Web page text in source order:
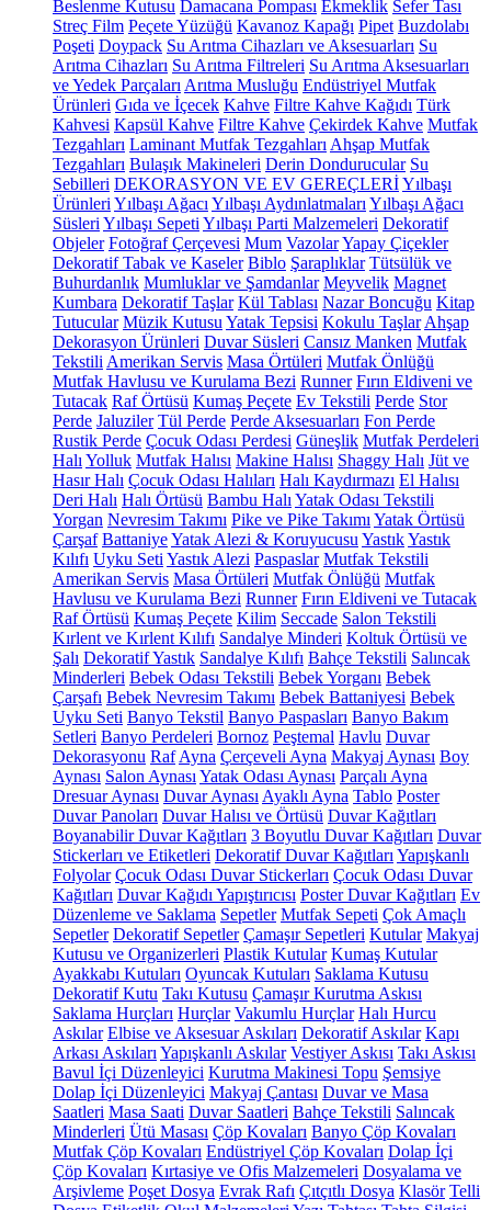
Beslenme Kutusu Damacana Pompası Ekmeklik Sefer Tası
Streç Film Peçete Yüzüğü Kavanoz Kapağı Pipet Buzdolabı
Poşeti Doypack Su Arıtma Cihazları ve Aksesuarları Su
Arıtma Cihazları Su Arıtma Filtreleri Su Arıtma Aksesuarları
ve Yedek Parçaları Arıtma Musluğu Endüstriyel Mutfak
Ürünleri Gıda ve İçecek Kahve Filtre Kahve Kağıdı Türk
Kahvesi Kapsül Kahve Filtre Kahve Çekirdek Kahve Mutfak
Tezgahları Laminant Mutfak Tezgahları Ahşap Mutfak
Tezgahları Bulaşık Makineleri Derin Dondurucular Su
Sebilleri DEKORASYON VE EV GEREÇLERİYılbaşı
Ürünleri Yılbaşı Ağacı Yılbaşı Aydınlatmaları Yılbaşı Ağacı
Süsleri Yılbaşı Sepeti Yılbaşı Parti Malzemeleri Dekoratif
Objeler Fotoğraf Çerçevesi Mum VazolarYapay Çiçekler
Dekoratif Tabak ve Kaseler Biblo Şaraplıklar Tütsülük ve
Buhurdanlık Mumluklar ve Şamdanlar Meyvelik Magnet
Kumbara Dekoratif Taşlar Kül Tablası Nazar Boncuğu Kitap
Tutucular Müzik Kutusu Yatak Tepsisi Kokulu Taşlar Ahşap
Dekorasyon Ürünleri Duvar Süsleri Cansız Manken Mutfak
Tekstili Amerikan Servis Masa Örtüleri Mutfak Önlüğü
Mutfak Havlusu ve Kurulama Bezi Runner Fırın Eldiveni ve
Tutacak Raf Örtüsü Kumaş Peçete Ev Tekstili Perde Stor
Perde Jaluziler Tül Perde Perde Aksesuarları Fon Perde
Rustik Perde Çocuk Odası Perdesi Güneşlik Mutfak Perdeleri
Halı Yolluk Mutfak Halısı Makine Halısı Shaggy Halı Jüt ve
Hasır Halı Çocuk Odası Halıları Halı Kaydırmazı El Halısı
Deri Halı Halı Örtüsü Bambu Halı Yatak Odası Tekstili
Yorgan Nevresim Takımı Pike ve Pike Takımı Yatak Örtüsü
Çarşaf BattaniyeYatak Alezi & Koruyucusu YastıkYastık
Kılıfı Uyku Seti Yastık Alezi Paspaslar Mutfak Tekstili
Amerikan Servis Masa Örtüleri Mutfak Önlüğü Mutfak
Havlusu ve Kurulama Bezi Runner Fırın Eldiveni ve Tutacak
Raf Örtüsü Kumaş Peçete Kilim Seccade Salon Tekstili
Kırlent ve Kırlent Kılıfı Sandalye Minderi Koltuk Örtüsü ve
Şalı Dekoratif Yastık Sandalye Kılıfı Bahçe Tekstili Salıncak
Minderleri Bebek Odası Tekstili Bebek Yorganı Bebek
Çarşafı Bebek Nevresim Takımı Bebek Battaniyesi Bebek
Uyku Seti Banyo Tekstil Banyo Paspasları Banyo Bakım
Setleri Banyo Perdeleri Bornoz Peştemal Havlu Duvar
Dekorasyonu Raf Ayna Çerçeveli Ayna Makyaj Aynası Boy
Aynası Salon Aynası Yatak Odası Aynası Parçalı Ayna
Dresuar Aynası Duvar Aynası Ayaklı Ayna Tablo Poster
Duvar Panoları Duvar Halısı ve Örtüsü Duvar Kağıtları
Boyanabilir Duvar Kağıtları 3 Boyutlu Duvar Kağıtları Duvar
Stickerları ve Etiketleri Dekoratif Duvar Kağıtları Yapışkanlı
Folyolar Çocuk Odası Duvar Stickerları Çocuk Odası Duvar
Kağıtları Duvar Kağıdı Yapıştırıcısı Poster Duvar Kağıtları Ev
Düzenleme ve Saklama Sepetler Mutfak Sepeti Çok Amaçlı
Sepetler Dekoratif Sepetler Çamaşır Sepetleri Kutular Makyaj
Kutusu ve Organizerleri Plastik Kutular Kumaş Kutular
Ayakkabı Kutuları Oyuncak Kutuları Saklama Kutusu
Dekoratif Kutu Takı Kutusu Çamaşır Kurutma Askısı
Saklama Hurçları Hurçlar Vakumlu Hurçlar Halı Hurcu
Askılar Elbise ve Aksesuar Askıları Dekoratif Askılar Kapı
Arkası Askıları Yapışkanlı Askılar Vestiyer Askısı Takı Askısı
Bavul İçi Düzenleyici Kurutma Makinesi Topu Şemsiye
Dolap İçi Düzenleyici Makyaj Çantası Duvar ve Masa
Saatleri Masa Saati Duvar Saatleri Bahçe Tekstili Salıncak
Minderleri Ütü Masası Çöp Kovaları Banyo Çöp Kovaları
Mutfak Çöp Kovaları Endüstriyel Çöp Kovaları Dolap İçi
Çöp Kovaları Kırtasiye ve Ofis Malzemeleri Dosyalama ve
Arşivleme Poşet Dosya Evrak Rafı Çıtçıtlı Dosya Klasör Telli